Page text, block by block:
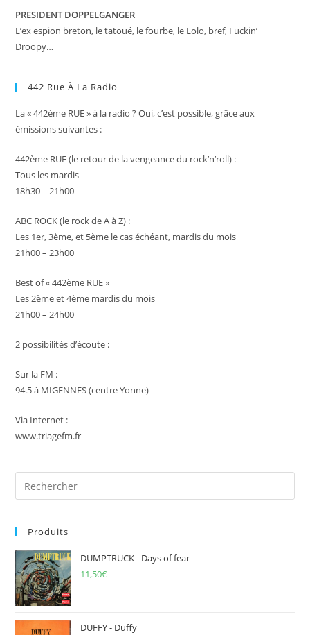
PRESIDENT DOPPELGANGER
L’ex espion breton, le tatoué, le fourbe, le Lolo, bref, Fuckin’
Droopy…
442 Rue À La Radio
La « 442ème RUE » à la radio ? Oui, c’est possible, grâce aux
émissions suivantes :
442ème RUE (le retour de la vengeance du rock’n’roll) :
Tous les mardis
18h30 – 21h00
ABC ROCK (le rock de A à Z) :
Les 1er, 3ème, et 5ème le cas échéant, mardis du mois
21h00 – 23h00
Best of « 442ème RUE »
Les 2ème et 4ème mardis du mois
21h00 – 24h00
2 possibilités d’écoute :
Sur la FM :
94.5 à MIGENNES (centre Yonne)
Via Internet :
www.triagefm.fr
Produits
DUMPTRUCK - Days of fear
11,50€
DUFFY - Duffy